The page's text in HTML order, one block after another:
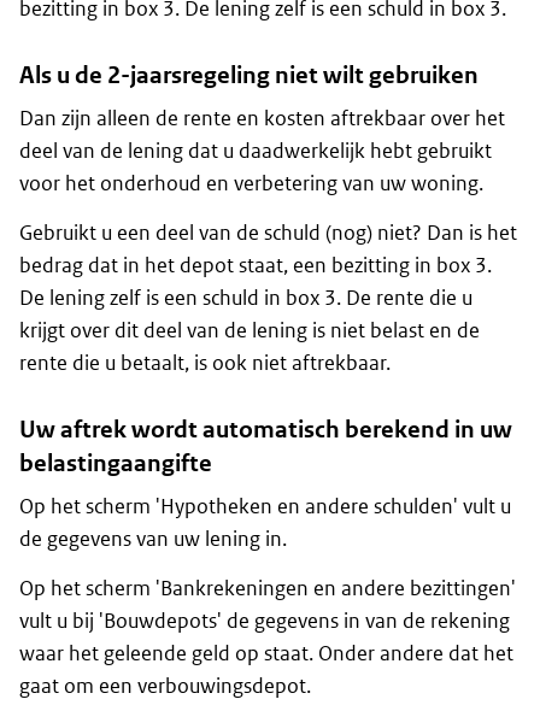
bezitting in box 3. De lening zelf is een schuld in box 3.
Als u de 2-jaarsregeling niet wilt gebruiken
Dan zijn alleen de rente en kosten aftrekbaar over het
deel van de lening dat u daadwerkelijk hebt gebruikt
voor het onderhoud en verbetering van uw woning.
Gebruikt u een deel van de schuld (nog) niet? Dan is het
bedrag dat in het depot staat, een bezitting in box 3.
De lening zelf is een schuld in box 3. De rente die u
krijgt over dit deel van de lening is niet belast en de
rente die u betaalt, is ook niet aftrekbaar.
Uw aftrek wordt automatisch berekend in uw
belastingaangifte
Op het scherm 'Hypotheken en andere schulden' vult u
de gegevens van uw lening in.
Op het scherm 'Bankrekeningen en andere bezittingen'
vult u bij 'Bouwdepots' de gegevens in van de rekening
waar het geleende geld op staat. Onder andere dat het
gaat om een verbouwingsdepot.